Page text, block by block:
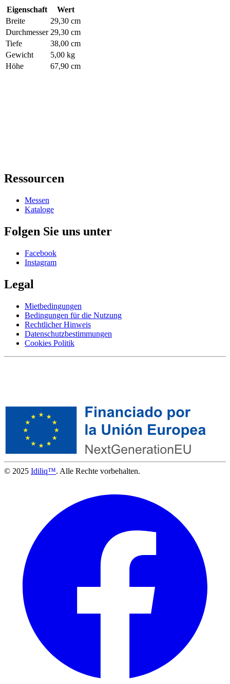
Eigenschaft
Wert
Breite
29,30 cm
Durchmesser 29,30 cm
Tiefe
38,00 cm
Gewicht
5,00 kg
Höhe
67,90 cm
Ressourcen
Messen
Kataloge
Folgen Sie uns unter
Facebook
Instagram
Legal
Mietbedingungen
Bedingungen für die Nutzung
Rechtlicher Hinweis
Datenschutzbestimmungen
Cookies Politik
© 2025 Idiliq™. Alle Rechte vorbehalten.